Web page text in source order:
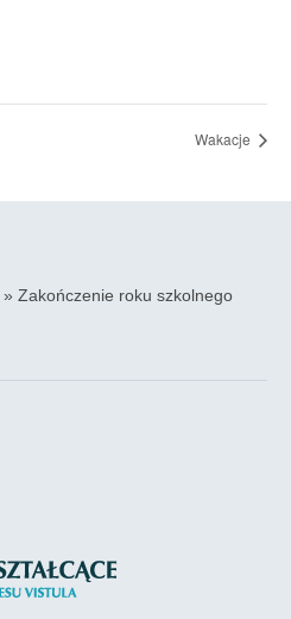
Wakacje
» Zakończenie roku szkolnego